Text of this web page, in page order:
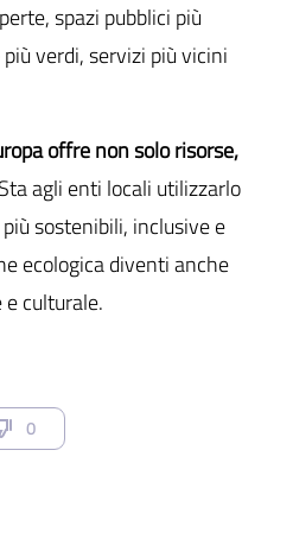
spazi pubblici più
verdi, servizi più vicini
offre non solo risorse,
agli enti locali utilizzarlo
sostenibili, inclusive e
ecologica diventi anche
culturale.
0